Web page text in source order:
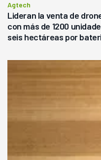
Agtech
Lideran la venta de
con más de 1200
seis hectáreas por